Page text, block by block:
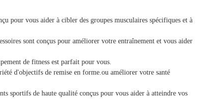
pour vous aider à cibler des groupes musculaires spécifiques et à
sont conçus pour améliorer votre entraînement et vous aider
de fitness est parfait pour vous.
d'objectifs de remise en forme.ou améliorer votre santé
sportifs de haute qualité conçus pour vous aider à atteindre vos